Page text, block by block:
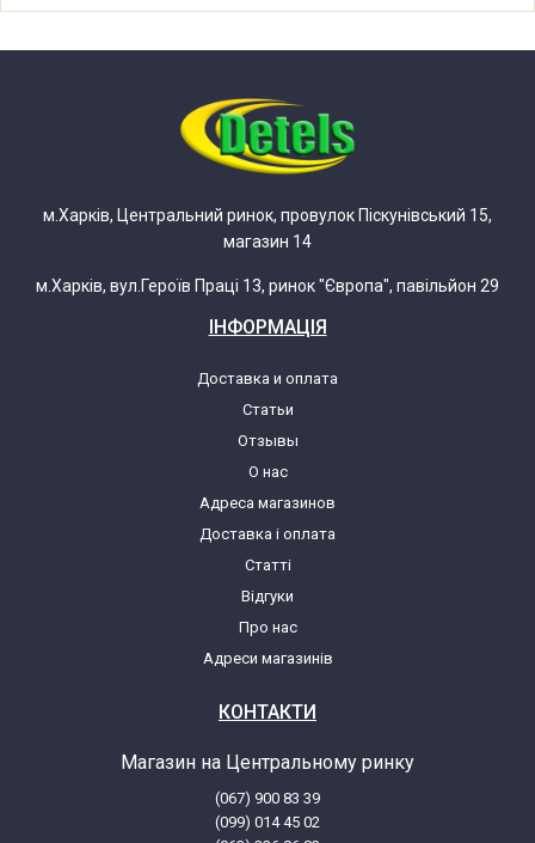
Атлант 50С101 (50C101)
Атлант 50С102 (50C102)
Атлант 50С104 (50C104)
Атлант 50С107 (50C107)
Атлант 50С122 (50C122)
Атлант 50С124 (50C124)
Атлант 50С124-А (50C124-A)
Атлант 50С126 (50C126)
Атлант 50С126-А (50C126-A)
Атлант 50С129 (50C129)
Атлант 50С129-А (50C129-A)
Атлант 50С142 (50C142)
м.Харків, Центральний ринок, провулок Піскунівський 15,
магазин 14
м.Харків, вул.Героїв Праці 13, ринок "Європа", павільйон 29
ІНФОРМАЦІЯ
Доставка и оплата
Статьи
Отзывы
О нас
Адреса магазинов
Доставка і оплата
Статті
Відгуки
Про нас
Адреси магазинів
КОНТАКТИ
Магазин на Центральному ринку
(067) 900 83 39
(099) 014 45 02